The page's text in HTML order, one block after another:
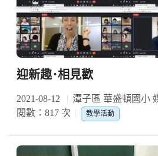
迎新趣･相見歡
2021-08-12 潭子區 華盛頓國小
閱數：817 次
教學活動